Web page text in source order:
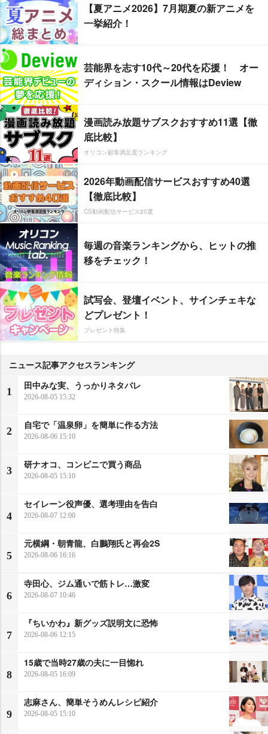
【夏アニメ2026】7月期夏の新アニメを
一挙紹介！
芸能界を志す10代～20代を応援！ オー
ディション・スクール情報はDeview
漫画読み放題サブスクおすすめ11選【徹
底比較】
オリコン顧客満足度ランキング
2026年動画配信サービスおすすめ40選
【徹底比較】
CS動画配信サービス20選
毎週の音楽ランキングから、ヒットの推
移をチェック！
試写会、登壇イベント、サインチェキな
どプレゼント！
プレゼント特集
ニュース記事アクセスランキング
1
田中みな実、うっかりネタバレ
2026-08-05 15:32
2
自宅で「温泉卵」を簡単に作る方法
2026-08-06 15:10
3
研ナオコ、コンビニで買う商品
2026-08-05 15:10
4
セイレーン役声優、選考理由を告白
2026-08-07 12:00
5
元横綱・朝青龍、白鵬翔氏と再会2S
2026-08-06 16:16
6
寺田心、ジム通いで筋トレ…激変
2026-08-07 10:46
7
『ちいかわ』新グッズ説明文に恐怖
2026-08-06 12:15
8
15歳で当時27歳の夫に一目惚れ
2026-08-05 16:09
9
志麻さん、簡単そうめんレシピ紹介
2026-08-05 15:10